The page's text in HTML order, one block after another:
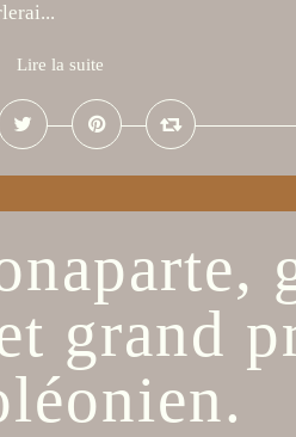
Lire la suite
grand